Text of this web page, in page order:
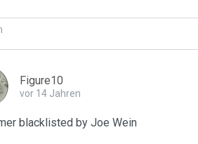
Figure10
vor 14 Jahren
blacklisted by Joe Wein